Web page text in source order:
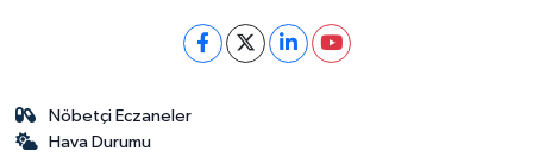
Nöbetçi Eczaneler
Hava Durumu